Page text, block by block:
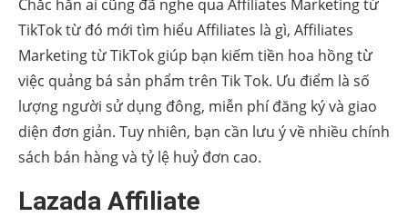
Chắc hẳn ai cũng đã nghe qua Affiliates Marketing từ
TikTok từ đó mới tìm hiểu Affiliates là gì, Affiliates
Marketing từ TikTok giúp bạn kiếm tiền hoa hồng từ
việc quảng bá sản phẩm trên Tik Tok. Ưu điểm là số
lượng người sử dụng đông, miễn phí đăng ký và giao
diện đơn giản. Tuy nhiên, bạn cần lưu ý về nhiều chính
sách bán hàng và tỷ lệ huỷ đơn cao.
Lazada Affiliate